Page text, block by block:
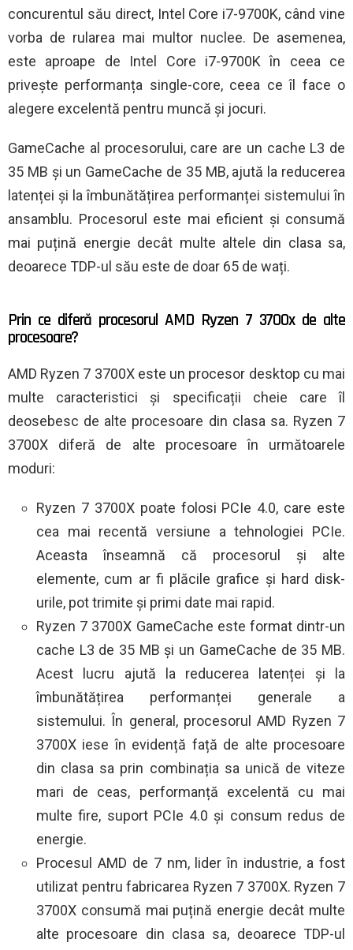
concurentul său direct, Intel Core i7-9700K, când vine
vorba de rularea mai multor nuclee. De asemenea,
este aproape de Intel Core i7-9700K în ceea ce
privește performanța single-core, ceea ce îl face o
alegere excelentă pentru muncă și jocuri.
GameCache al procesorului, care are un cache L3 de
35 MB și un GameCache de 35 MB, ajută la reducerea
latenței și la îmbunătățirea performanței sistemului în
ansamblu. Procesorul este mai eficient și consumă
mai puțină energie decât multe altele din clasa sa,
deoarece TDP-ul său este de doar 65 de wați.
Prin ce diferă procesorul AMD Ryzen 7 3700x de alte
procesoare?
AMD Ryzen 7 3700X este un procesor desktop cu mai
multe caracteristici și specificații cheie care îl
deosebesc de alte procesoare din clasa sa. Ryzen 7
3700X diferă de alte procesoare în următoarele
moduri:
Ryzen 7 3700X poate folosi PCIe 4.0, care este
cea mai recentă versiune a tehnologiei PCIe.
Aceasta înseamnă că procesorul și alte
elemente, cum ar fi plăcile grafice și hard disk-
urile, pot trimite și primi date mai rapid.
Ryzen 7 3700X GameCache este format dintr-un
cache L3 de 35 MB și un GameCache de 35 MB.
Acest lucru ajută la reducerea latenței și la
îmbunătățirea performanței generale a
sistemului. În general, procesorul AMD Ryzen 7
3700X iese în evidență față de alte procesoare
din clasa sa prin combinația sa unică de viteze
mari de ceas, performanță excelentă cu mai
multe fire, suport PCIe 4.0 și consum redus de
energie.
Procesul AMD de 7 nm, lider în industrie, a fost
utilizat pentru fabricarea Ryzen 7 3700X. Ryzen 7
3700X consumă mai puțină energie decât multe
alte procesoare din clasa sa, deoarece TDP-ul